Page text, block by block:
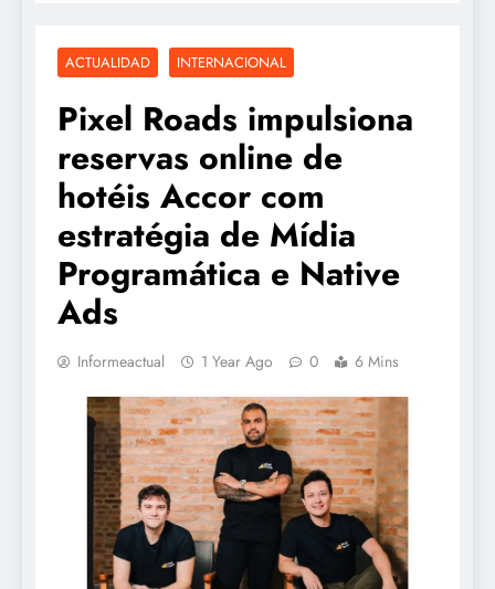
ACTUALIDAD INTERNACIONAL
Pixel Roads impulsiona
reservas online de
hotéis Accor com
estratégia de Mídia
Programática e Native
Ads
Informeactual 1 Year Ago 0 6 Mins